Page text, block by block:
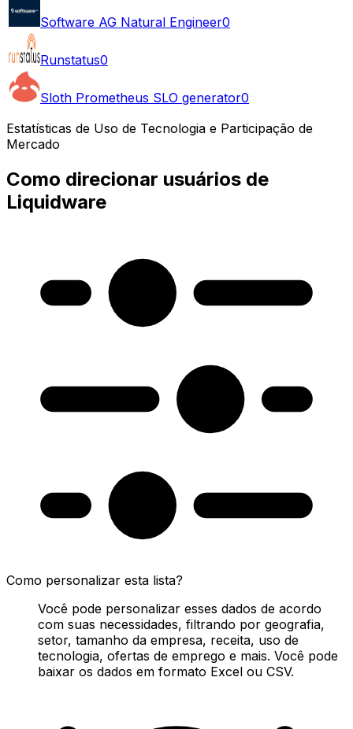
Software AG Natural Engineer0
Runstatus0
Sloth Prometheus SLO generator0
Estatísticas de Uso de Tecnologia e Participação de
Mercado
Como direcionar usuários de
Liquidware
Como personalizar esta lista?
Você pode personalizar esses dados de acordo
com suas necessidades, filtrando por geografia,
setor, tamanho da empresa, receita, uso de
tecnologia, ofertas de emprego e mais. Você pode
baixar os dados em formato Excel ou CSV.